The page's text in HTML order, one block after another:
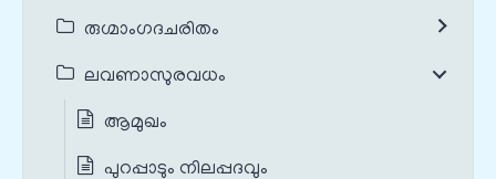
രുഗ്മാംഗദചരിതം
ലവണാസുരവധം
ആമുഖം
പുറപ്പാടും നിലപ്പദവും